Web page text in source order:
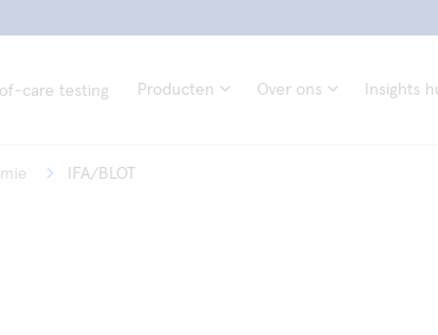
care testing Producten Over ons Insights
IFA/BLOT